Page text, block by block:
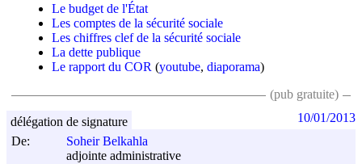
Le budget de l'État
Les comptes de la sécurité sociale
Les chiffres clef de la sécurité sociale
La dette publique
Le rapport du COR (youtube, diaporama)
(pub gratuite)
De:
Soheir Belkahla
adjointe administrative
délégation de signature 10/01/2013